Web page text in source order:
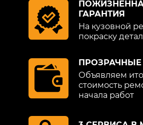
ГАРАНТИЯ
На кузовной
покраску
Объявляем
стоимость
начала работ